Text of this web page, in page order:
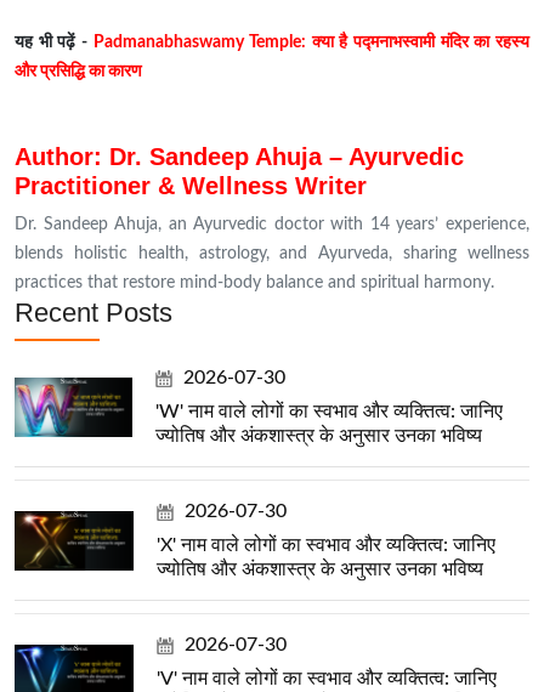
यह भी पढ़ें - Padmanabhaswamy Temple: क्या है पद्मनाभस्वामी मंदिर का रहस्य
और प्रसिद्धि का कारण
Author: Dr. Sandeep Ahuja – Ayurvedic
Practitioner & Wellness Writer
Dr. Sandeep Ahuja, an Ayurvedic doctor with 14 years’ experience,
blends holistic health, astrology, and Ayurveda, sharing wellness
practices that restore mind-body balance and spiritual harmony.
Recent Posts
2026-07-30
'W' नाम वाले लोगों का स्वभाव और व्यक्तित्व: जानिए
ज्योतिष और अंकशास्त्र के अनुसार उनका भविष्य
2026-07-30
'X' नाम वाले लोगों का स्वभाव और व्यक्तित्व: जानिए
ज्योतिष और अंकशास्त्र के अनुसार उनका भविष्य
2026-07-30
'V' नाम वाले लोगों का स्वभाव और व्यक्तित्व: जानिए